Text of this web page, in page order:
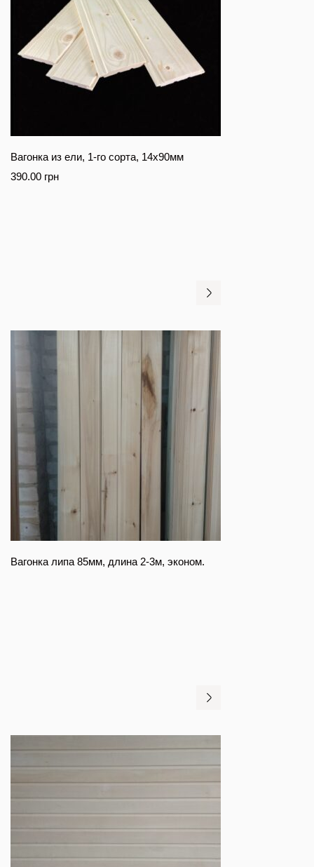
Вагонка из ели, 1-го сорта, 14х90мм
390.00 грн
Вагонка липа 85мм, длина 2-3м, эконом.